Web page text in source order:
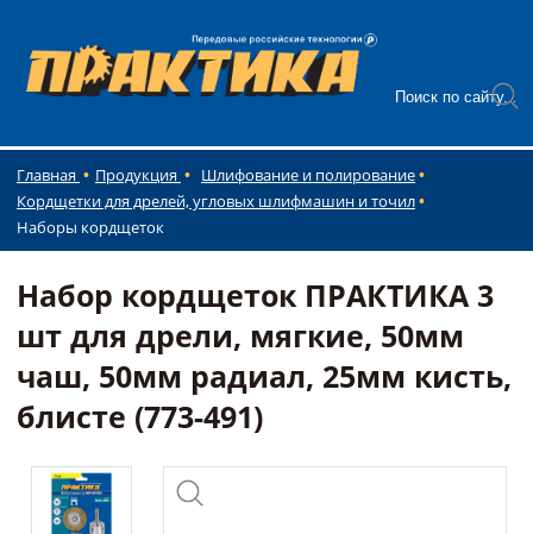
Главная Продукция
Шлифование и полирование
Кордщетки для дрелей, угловых шлифмашин и точил
Наборы кордщеток
Набор кордщеток ПРАКТИКА 3
шт для дрели, мягкие, 50мм
чаш, 50мм радиал, 25мм кисть,
блисте (773-491)